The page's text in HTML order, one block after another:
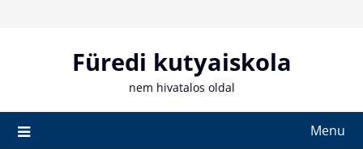
Füredi kutyaiskola
nem hivatalos oldal
Menu